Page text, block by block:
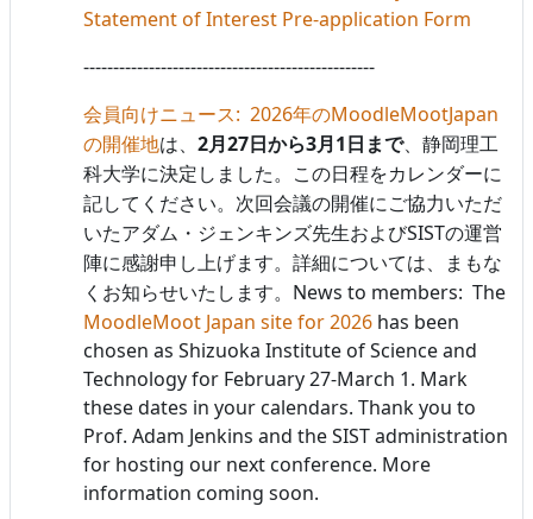
Statement of Interest Pre-application Form
-------------------------------------------------
会員向けニュース: 2026年のMoodleMootJapan
の開催地は、 2月 27 日から3月 1 日まで、静岡理工
科大学に決定しました。この日程をカレンダーに
記してください。次回会議の開催にご協力いただ
いたアダム・ジェンキンズ先生およびSISTの運営
陣に感謝申し上げます。詳細については、まもな
くお知らせいたします。 News to members: The
MoodleMoot Japan site for 2026 has been
chosen as Shizuoka Institute of Science and
Technology for February 27-March 1. Mark
these dates in your calendars. Thank you to
Prof. Adam Jenkins and the SIST administration
for hosting our next conference. More
information coming soon.